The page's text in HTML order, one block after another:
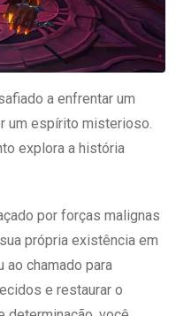
a enfrentar um
um espírito misterioso.
explora a história
por forças malignas
própria existência em
ao chamado para
e restaurar o